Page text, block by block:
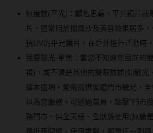
無度數(平光)：顧名思義，平光鏡片就
片。通常用於擋風沙及美容效果居多
抗UV的平光鏡片，在戶外進行活動時
我要驗光-單焦：當您不知道您目前的
視)，或不清楚其他的雙眼數據(如散光
擇本選項。愛戴提供實體門市驗光，
以為您服務。可透過首頁，點擊”門市
務門市。供全天候、全狀態使用(無論